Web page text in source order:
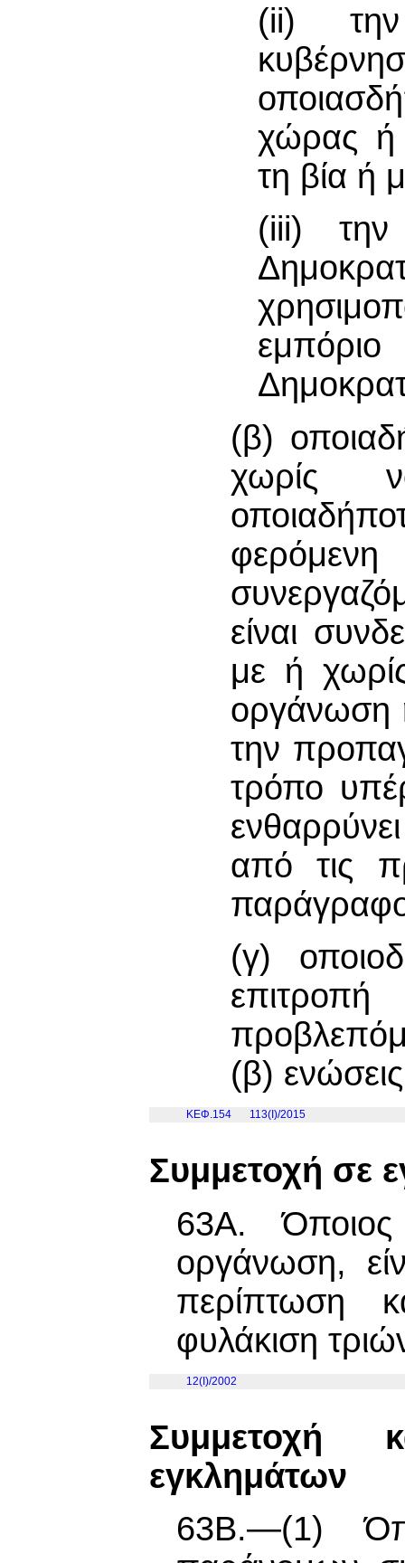
(ii)
χώρας ή
τη βία ή
(iii)
(β)
χωρίς
είναι
με ή
οργάνωση
την
τρόπο
από τις
(γ)
(β)
ΚΕΦ.154 113(I)/2015
Συμμετοχή σε
63Α. Όποιος
οργάνωση,
περίπτωση
φυλάκιση
12(I)/2002
Συμμετοχή
εγκλημάτων
63Β.—(1)